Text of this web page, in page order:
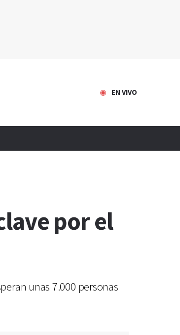
EN VIVO
por el
unas 7.000 personas